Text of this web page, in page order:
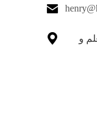


و